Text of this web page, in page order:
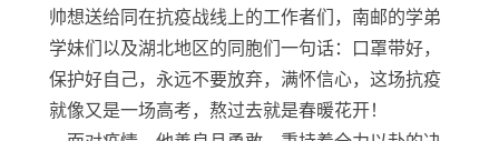
帅想送给同在抗疫战线上的工作者们，南邮的学弟
学妹们以及湖北地区的同胞们一句话：口罩带好，
保护好自己，永远不要放弃，满怀信心，这场抗疫
就像又是一场高考，熬过去就是春暖花开！